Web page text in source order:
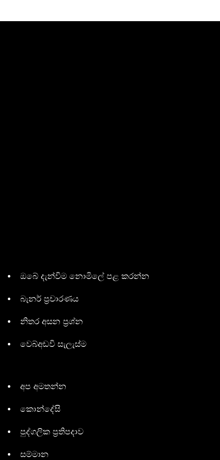
ඔබේ දැන්විම නොමිලේ පළ කරන්න
බැනර් ප්‍රචාරණය
නිතර අසන ප්‍රශ්න
වෙබ්අඩවි සැලැස්ම
අප අමතන්න
කොන්දේසි
පුද්ගලික ප්‍රතිපදාව
සම්මාන